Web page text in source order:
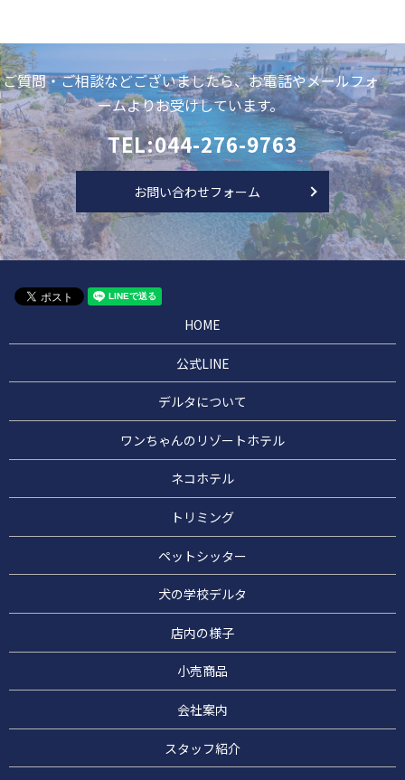
ご質問・ご相談などございましたら、お電話やメールフォ
ームよりお受けしています。
TEL:044-276-9763
お問い合わせフォーム
HOME
公式LINE
デルタについて
ワンちゃんのリゾートホテル
ネコホテル
トリミング
ペットシッター
犬の学校デルタ
店内の様子
小売商品
会社案内
スタッフ紹介